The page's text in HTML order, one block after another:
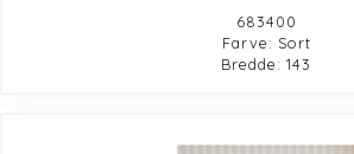
683400
Farve: Sort
Bredde: 143